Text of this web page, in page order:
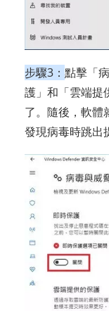
步驟3： 點擊「
護」和「雲端提
了。隨後，軟體
發現病毒時跳出